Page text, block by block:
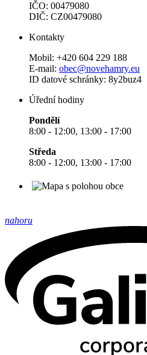
IČO: 00479080
DIČ: CZ00479080
Kontakty
Mobil: +420 604 229 188
E-mail: obec@novehamry.eu
ID datové schránky: 8y2buz4
Úřední hodiny
Pondělí
8:00 - 12:00, 13:00 - 17:00
Středa
8:00 - 12:00, 13:00 - 17:00
nahoru